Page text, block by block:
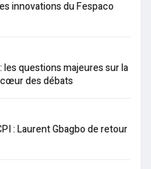
innovations du Fespaco
les questions majeures sur la
cœur des débats
: Laurent Gbagbo de retour